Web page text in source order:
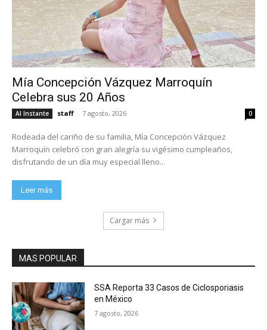
Mía Concepción Vázquez Marroquín
Celebra sus 20 Años
Al Instante staff - 7 agosto, 2026 0
Rodeada del cariño de su familia, Mía Concepción Vázquez
Marroquín celebró con gran alegría su vigésimo cumpleaños,
disfrutando de un día muy especial lleno...
Leer más
Cargar más
MAS POPULAR
SSA Reporta 33 Casos de Ciclosporiasis
en México
7 agosto, 2026